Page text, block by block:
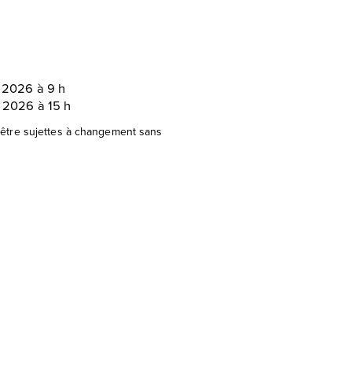
2026 à 9 h
à 15 h
sujettes à changement sans